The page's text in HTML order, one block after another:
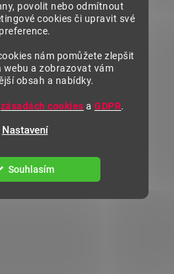
povolit nebo odmítnout
cookies či upravit své
preference.
nám pomůžete zlepšit
webu a zobrazovat vám
obsah a nabídky.
zásadách cookies aGDPR.
Nastavení
Souhlasím